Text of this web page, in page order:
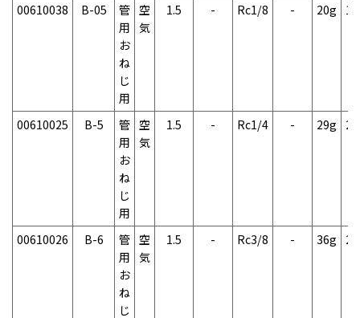
00610038 B-05
管
用
お
ね
じ
用
空
気
1.5 - Rc1/8 - 20g
00610025 B-5
管
用
お
ね
じ
用
空
気
1.5 - Rc1/4 - 29g
00610026 B-6
管
用
お
ね
じ
空
気
1.5 - Rc3/8 - 36g